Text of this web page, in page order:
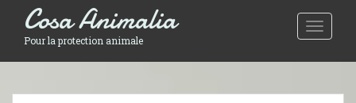
Toggle
Cosa Animalia
Pour la protection animale